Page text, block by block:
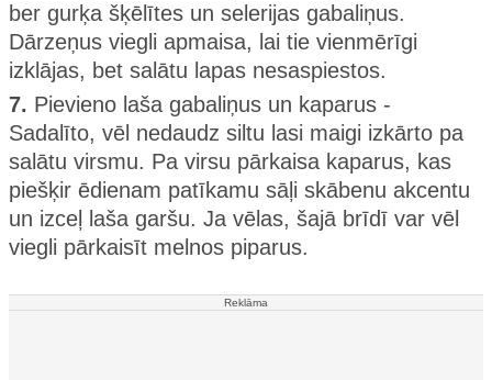
ber gurķa šķēlītes un selerijas gabaliņus.
Dārzeņus viegli apmaisa, lai tie vienmērīgi
izklājas, bet salātu lapas nesaspiestos.
7. Pievieno laša gabaliņus un kaparus -
Sadalīto, vēl nedaudz siltu lasi maigi izkārto pa
salātu virsmu. Pa virsu pārkaisa kaparus, kas
piešķir ēdienam patīkamu sāļi skābenu akcentu
un izceļ laša garšu. Ja vēlas, šajā brīdī var vēl
viegli pārkaisīt melnos piparus.
Reklāma